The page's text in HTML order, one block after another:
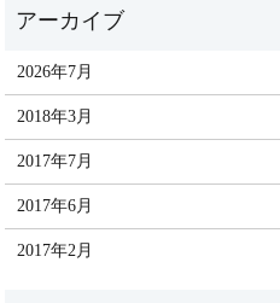
2026年7月
2018年3月
2017年7月
2017年6月
2017年2月